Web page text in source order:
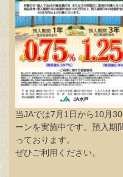
当JAでは7月1日から10月
ーンを実施中です。預入
っております。
ぜひご利用ください。